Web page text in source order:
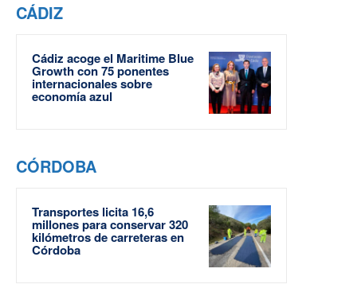
CÁDIZ
Cádiz acoge el Maritime Blue
Growth con 75 ponentes
internacionales sobre
economía azul
CÓRDOBA
Transportes licita 16,6
millones para conservar 320
kilómetros de carreteras en
Córdoba